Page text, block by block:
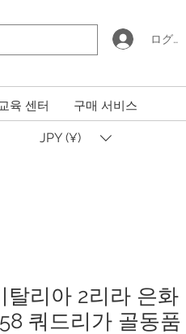
ログイ
육 센터 구매 서비스
JPY (¥)
탈리아 2리라 은화
쿼드리가 골동품